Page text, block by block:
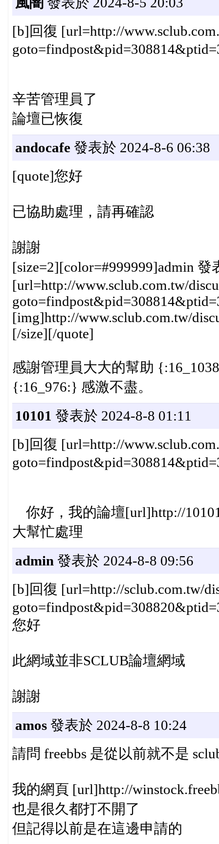
[b]回復 [url=http://
辛苦管理員了
論壇已恢復
andocafe發表於 2024-8-6 06:38
[quote]您好
已協助處理，請再確認
謝謝
[size=2][color=#999999]admin
[url=http://www.sclub.com.tw/
[img]http://www.sclub.com.tw/
[/size][/quote]
感謝管理員大大的幫助
{:16_976:} 感激不盡。
10101 發表於 2024-8-8 01:11
[b]回復 [url=http://
你好，我的論壇[url]http://
大幫忙處理
admin 發表於 2024-8-8 09:56
[b]回復 [url=http://sclub.com.tw/
您好
此網域並非SCLUB論壇網域
謝謝
amos發表於 2024-8-8 10:24
請問 freebbs 是從以前就不是
我的網頁 [url]http://
也是很久都打不開了
但記得以前是在這邊申請的